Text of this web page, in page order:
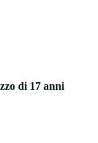
di 17 anni